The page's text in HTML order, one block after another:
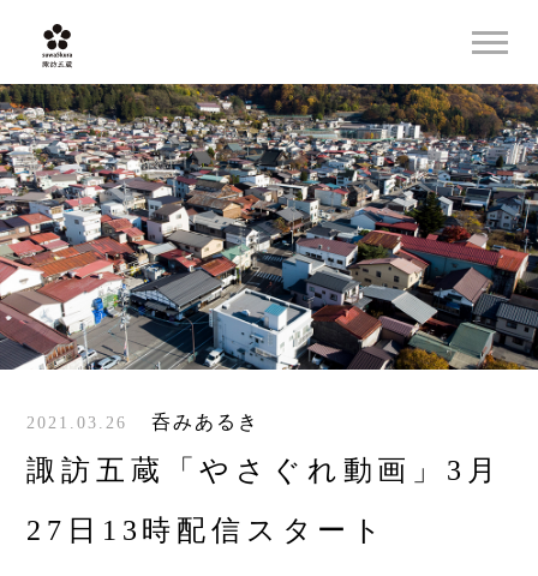
2021.03.26 呑みあるき
諏訪五蔵「やさぐれ動画」3月
27日13時配信スタート